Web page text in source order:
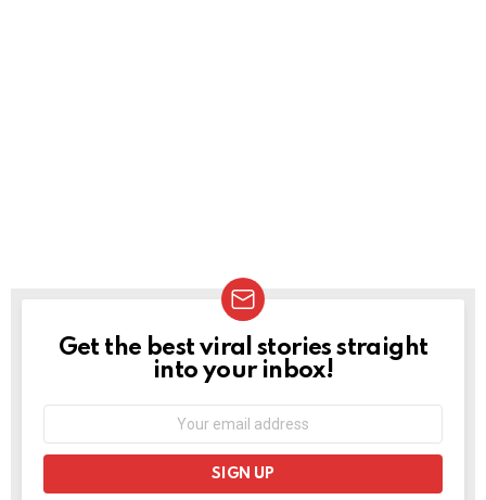
NEWSLETTER
Get the best viral stories straight
into your inbox!